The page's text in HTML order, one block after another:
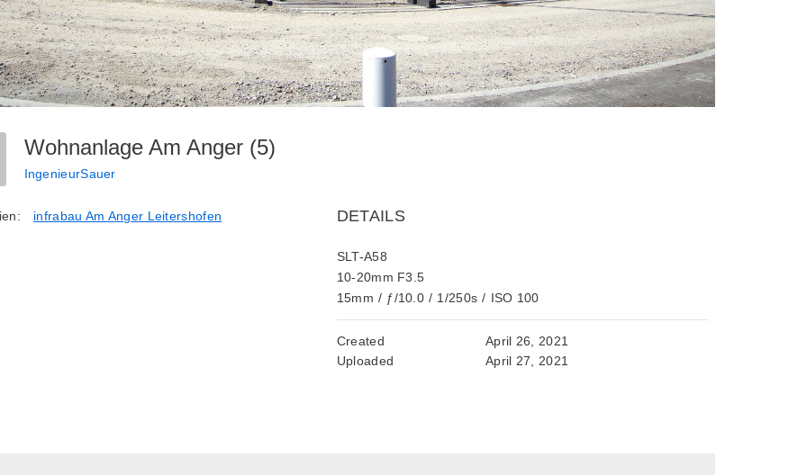
Wohnanlage Am Anger (5)
IngenieurSauer
infrabau Am Anger Leitershofen DETAILS
SLT-A58
10-20mm F3.5
15mm / ƒ/10.0 / 1/250s / ISO 100
Created
April 26, 2021
Uploaded
April 27, 2021